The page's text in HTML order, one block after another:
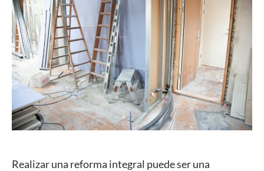
Realizar una reforma integral puede ser una